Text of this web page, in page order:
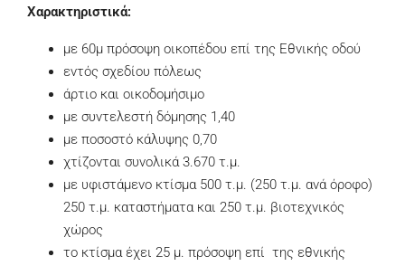
Χαρακτηριστικά:
με 60μ πρόσοψη οικοπέδου επί της Εθνικής οδού
εντός σχεδίου πόλεως
άρτιο και οικοδομήσιμο
με συντελεστή δόμησης 1,40
με ποσοστό κάλυψης 0,70
χτίζονται συνολικά 3.670 τ.μ.
με υφιστάμενο κτίσμα 500 τ.μ. (250 τ.μ. ανά όροφο)
250 τ.μ. καταστήματα και 250 τ.μ. βιοτεχνικός
χώρος
το κτίσμα έχει 25 μ. πρόσοψη επί της εθνικής